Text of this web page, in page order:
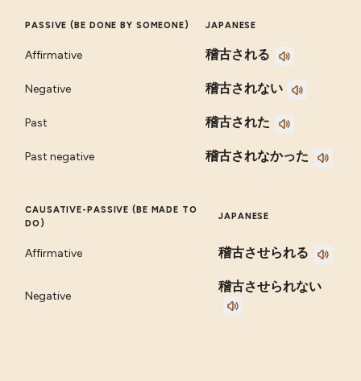
PASSIVE (BE DONE BY SOMEONE) JAPANESE
Affirmative 稽古される
Negative 稽古されない
Past 稽古された
Past negative 稽古されなかった
CAUSATIVE-PASSIVE (BE MADE TO
DO)
JAPANESE
Affirmative 稽古させられる
Negative
稽古させられない